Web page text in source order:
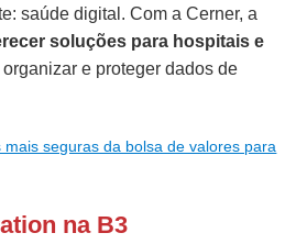
saúde digital. Com a Cerner, a
soluções para hospitais e
e proteger dados de
mais seguras da bolsa de valores para
na B3